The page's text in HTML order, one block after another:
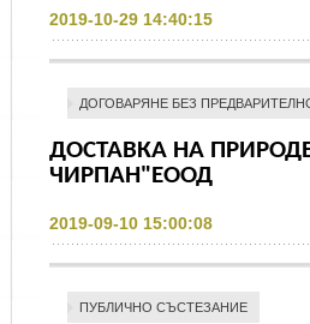
2019-10-29 14:40:15
ДОГОВАРЯНЕ БЕЗ
ДОСТАВКА НА
ЧИРПАН"ЕООД
2019-09-10 15:00:08
ПУБЛИЧНО СЪСТЕЗАНИЕ